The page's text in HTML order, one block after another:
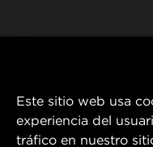
Este sitio web usa
experiencia del
tráfico en nuestro